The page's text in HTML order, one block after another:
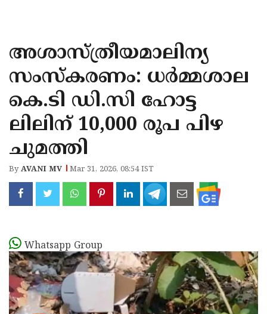
KANNUR
KASARAGOD
അശാസ്ത്രീയമാലിന്യ
സംസ്കരണം: ധർമ്മശാല
കെ.ടി ഡി.സി ഹോട്ട
ലിലിന് 10,000 രൂപ പിഴ
ചുമത്തി
ByAVANI MV Mar 31, 2026, 08:54 IST
Whatsapp Group